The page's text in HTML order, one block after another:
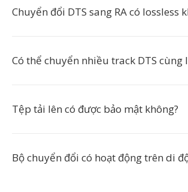
Chuyển đổi DTS sang RA có lossless
Có thể chuyển nhiều track DTS cùng
Tệp tải lên có được bảo mật không?
Bộ chuyển đổi có hoạt động trên di